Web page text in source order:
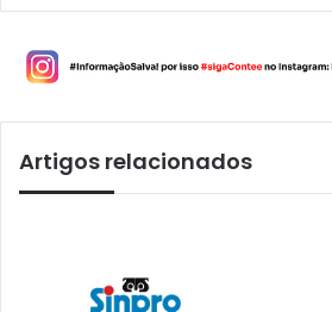
Artigos relacionados